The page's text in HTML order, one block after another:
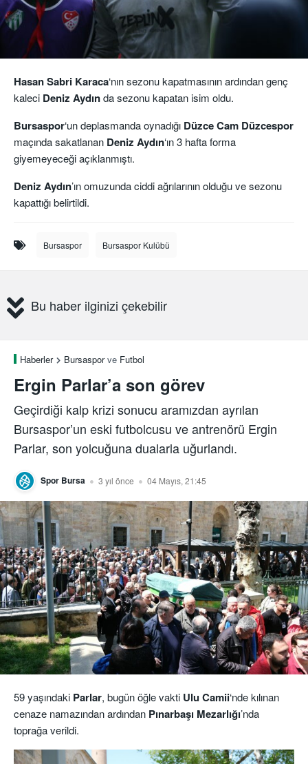
Hasan Sabri Karaca‘nın sezonu kapatmasının ardından genç
kaleci Deniz Aydında sezonu kapatan isim oldu.
Bursaspor‘un deplasmanda oynadığı Düzce Cam Düzcespor
maçında sakatlanan Deniz Aydın‘ın 3 hafta forma
giyemeyeceği açıklanmıştı.
Deniz Aydın’ın omuzunda ciddi ağrılarının olduğu ve sezonu
kapattığı belirtildi.
Bursaspor Bursaspor Kulübü
Bu haber ilginizi çekebilir
Haberler Bursasporve Futbol
Ergin Parlar’a son görev
Geçirdiği kalp krizi sonucu aramızdan ayrılan
Bursaspor’un eski futbolcusu ve antrenörü Ergin
Parlar, son yolcuğuna dualarla uğurlandı.
Spor Bursa 3 yıl önce 04 Mayıs, 21:45
59 yaşındaki Parlar, bugün öğle vakti Ulu Camii‘nde kılınan
cenaze namazından ardından Pınarbaşı Mezarlığı’nda
toprağa verildi.